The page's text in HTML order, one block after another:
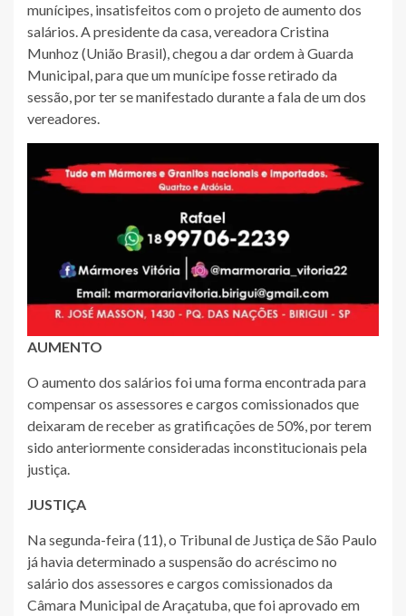
munícipes, insatisfeitos com o projeto de aumento dos
salários. A presidente da casa, vereadora Cristina
Munhoz (União Brasil), chegou a dar ordem à Guarda
Municipal, para que um munícipe fosse retirado da
sessão, por ter se manifestado durante a fala de um dos
vereadores.
AUMENTO
O aumento dos salários foi uma forma encontrada para
compensar os assessores e cargos comissionados que
deixaram de receber as gratificações de 50%, por terem
sido anteriormente consideradas inconstitucionais pela
justiça.
JUSTIÇA
Na segunda-feira (11), o Tribunal de Justiça de São Paulo
já havia determinado a suspensão do acréscimo no
salário dos assessores e cargos comissionados da
Câmara Municipal de Araçatuba, que foi aprovado em